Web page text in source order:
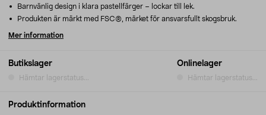
Butikslager
Hämtar lagerstatus...
Onlinelager
Hämtar lagerstatus...
Barnvänlig design i klara pastellfärger – lockar till lek.
Produkten är märkt med FSC®, märket för ansvarsfullt skogsbruk.
Mer information
Produktinformation